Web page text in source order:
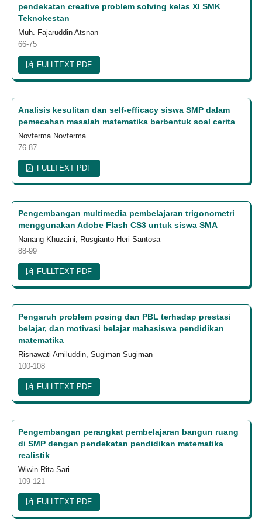
pendekatan creative problem solving kelas XI SMK
Teknokestan
Muh. Fajaruddin Atsnan
66-75
FULLTEXT PDF
Analisis kesulitan dan self-efficacy siswa SMP dalam
pemecahan masalah matematika berbentuk soal cerita
Novferma Novferma
76-87
FULLTEXT PDF
Pengembangan multimedia pembelajaran trigonometri
menggunakan Adobe Flash CS3 untuk siswa SMA
Nanang Khuzaini, Rusgianto Heri Santosa
88-99
FULLTEXT PDF
Pengaruh problem posing dan PBL terhadap prestasi
belajar, dan motivasi belajar mahasiswa pendidikan
matematika
Risnawati Amiluddin, Sugiman Sugiman
100-108
FULLTEXT PDF
Pengembangan perangkat pembelajaran bangun ruang
di SMP dengan pendekatan pendidikan matematika
realistik
Wiwin Rita Sari
109-121
FULLTEXT PDF